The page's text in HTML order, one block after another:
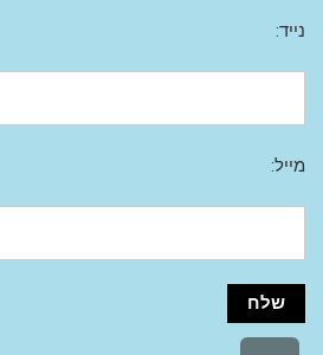
נייד:
מייל: